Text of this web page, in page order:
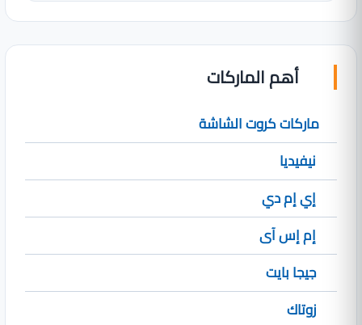
أهم الماركات
ماركات كروت الشاشة
نيفيديا
إي إم دي
إم إس آى
جيجا بايت
زوتاك